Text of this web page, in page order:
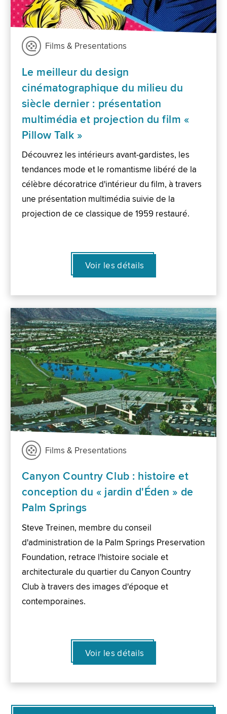
Films & Presentations
Le meilleur du design
cinématographique du milieu du
siècle dernier : présentation
multimédia et projection du film «
Pillow Talk »
Découvrez les intérieurs avant-gardistes, les
tendances mode et le romantisme libéré de la
célèbre décoratrice d'intérieur du film, à travers
une présentation multimédia suivie de la
projection de ce classique de 1959 restauré.
Voir les détails
Films & Presentations
Canyon Country Club : histoire et
conception du « jardin d'Éden » de
Palm Springs
Steve Treinen, membre du conseil
d'administration de la Palm Springs Preservation
Foundation, retrace l'histoire sociale et
architecturale du quartier du Canyon Country
Club à travers des images d'époque et
contemporaines.
Voir les détails